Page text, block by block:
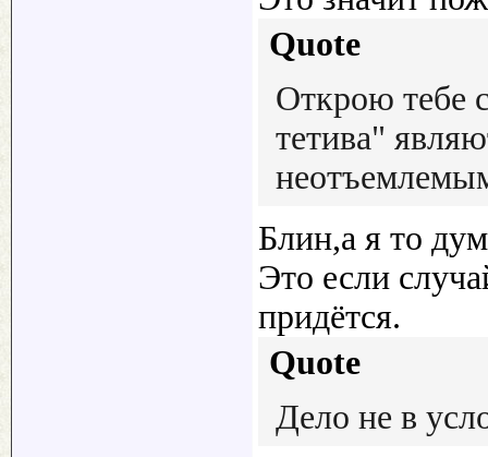
Quote
Открою тебе
тетива"
Блин,а я то
Это если
придётся.
Quote
Дело не в